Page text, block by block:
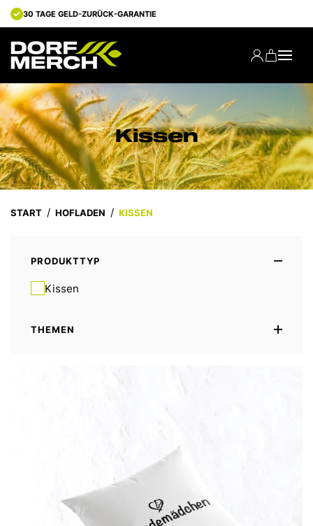
30 TAGE GELD-ZURÜCK-GARANTIE
Kissen
START HOFLADEN KISSEN
PRODUKTTYP
Kissen
THEMEN